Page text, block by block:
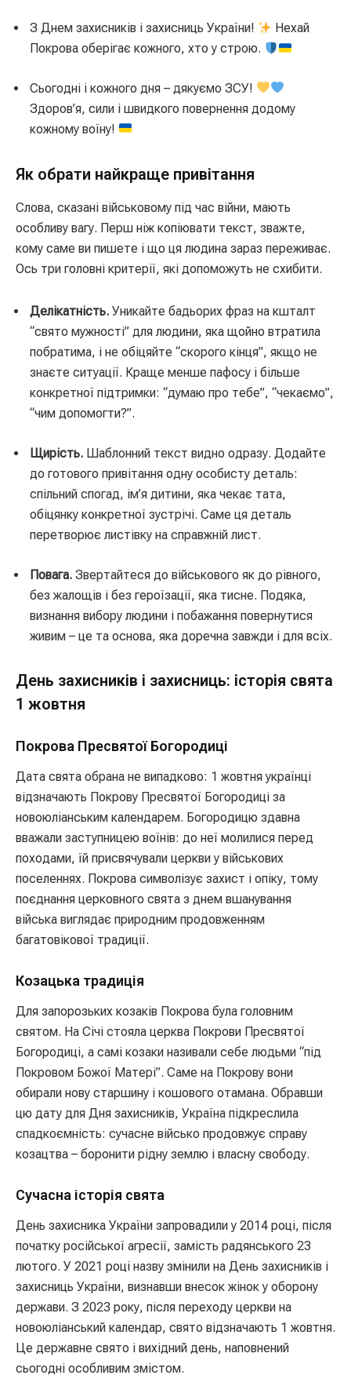
З Днем захисників і захисниць України!
Нехай
Покрова оберігає кожного, хто у строю.
Сьогодні і кожного дня – дякуємо ЗСУ!
Здоров’я, сили і швидкого повернення додому
кожному воїну!
Як обрати найкраще привітання
Слова, сказані військовому під час війни, мають
особливу вагу. Перш ніж копіювати текст, зважте,
кому саме ви пишете і що ця людина зараз переживає.
Ось три головні критерії, які допоможуть не схибити.
Делікатність. Уникайте бадьорих фраз на кшталт
“свято мужності” для людини, яка щойно втратила
побратима, і не обіцяйте “скорого кінця”, якщо не
знаєте ситуації. Краще менше пафосу і більше
конкретної підтримки: “думаю про тебе”, “чекаємо”,
“чим допомогти?”.
Щирість. Шаблонний текст видно одразу. Додайте
до готового привітання одну особисту деталь:
спільний спогад, ім’я дитини, яка чекає тата,
обіцянку конкретної зустрічі. Саме ця деталь
перетворює листівку на справжній лист.
Повага. Звертайтеся до військового як до рівного,
без жалощів і без героїзації, яка тисне. Подяка,
визнання вибору людини і побажання повернутися
живим – це та основа, яка доречна завжди і для всіх.
День захисників і захисниць: історія свята
1 жовтня
Покрова Пресвятої Богородиці
Дата свята обрана не випадково: 1 жовтня українці
відзначають Покрову Пресвятої Богородиці за
новоюліанським календарем. Богородицю здавна
вважали заступницею воїнів: до неї молилися перед
походами, їй присвячували церкви у військових
поселеннях. Покрова символізує захист і опіку, тому
поєднання церковного свята з днем вшанування
війська виглядає природним продовженням
багатовікової традиції.
Козацька традиція
Для запорозьких козаків Покрова була головним
святом. На Січі стояла церква Покрови Пресвятої
Богородиці, а самі козаки називали себе людьми “під
Покровом Божої Матері”. Саме на Покрову вони
обирали нову старшину і кошового отамана. Обравши
цю дату для Дня захисників, Україна підкреслила
спадкоємність: сучасне військо продовжує справу
козацтва – боронити рідну землю і власну свободу.
Сучасна історія свята
День захисника України запровадили у 2014 році, після
початку російської агресії, замість радянського 23
лютого. У 2021 році назву змінили на День захисників і
захисниць України, визнавши внесок жінок у оборону
держави. З 2023 року, після переходу церкви на
новоюліанський календар, свято відзначають 1 жовтня.
Це державне свято і вихідний день, наповнений
сьогодні особливим змістом.